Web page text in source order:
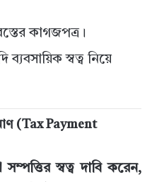
কাগজপত্র।
ব্যবসায়িক স্বত্ব নিয়ে
(Tax Payment
স্বত্ব দাবি করেন,